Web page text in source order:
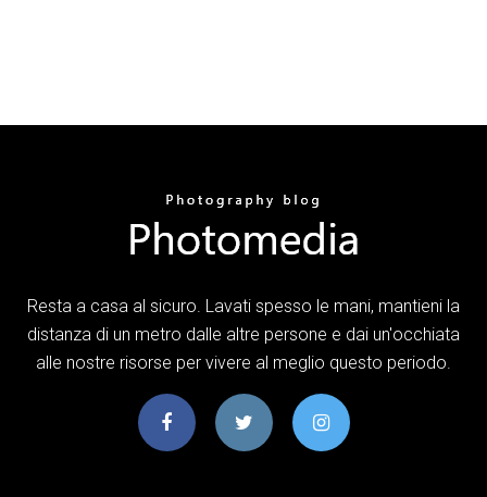
Resta a casa al sicuro. Lavati spesso le mani, mantieni la
distanza di un metro dalle altre persone e dai un'occhiata
alle nostre risorse per vivere al meglio questo periodo.